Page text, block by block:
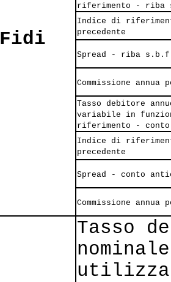
Fidi
riferimento -
Indice di
precedente
Spread - riba
Commissione
Tasso debitore
variabile in
riferimento -
Indice di
precedente
Spread - conto
Commissione
Tasso